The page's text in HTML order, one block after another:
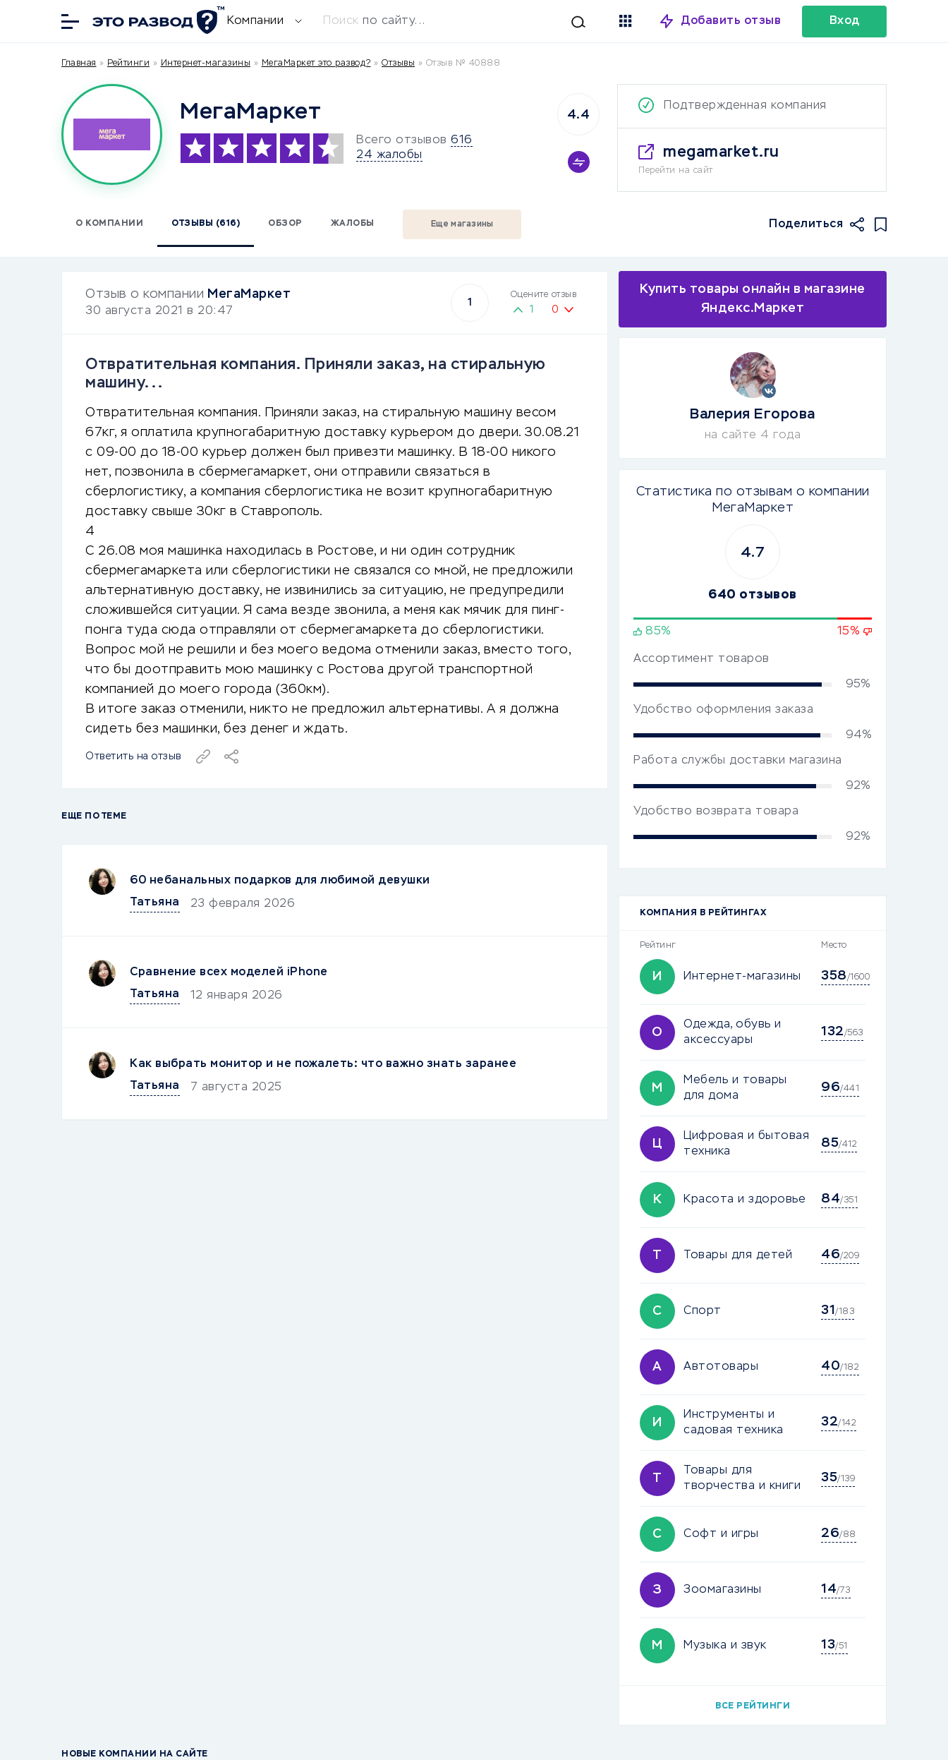
Компании Поиск по сайту... Добавить отзыв Вход
Главная » Рейтинги » Интернет-магазины » МегаМаркет это развод? » Отзывы » Отзыв № 40888
МегаМаркет
Всего отзывов 616
24 жалобы
4.4
Подтвержденная компания
megamarket.ru
Перейти на сайт
О КОМПАНИИ ОТЗЫВЫ (616) ОБЗОР ЖАЛОБЫ Еще магазины Поделиться
Отзыв о компании МегаМаркет
30 августа 2021 в 20:47
1
Оцените отзыв
1 0
Отвратительная компания. Приняли заказ, на стиральную
машину...
Отвратительная компания. Приняли заказ, на стиральную машину весом
67кг, я оплатила крупногабаритную доставку курьером до двери. 30.08.21
с 09-00 до 18-00 курьер должен был привезти машинку. В 18-00 никого
нет, позвонила в сбермегамаркет, они отправили связаться в
сберлогистику, а компания сберлогистика не возит крупногабаритную
доставку свыше 30кг в Ставрополь.
4
С 26.08 моя машинка находилась в Ростове, и ни один сотрудник
сбермегамаркета или сберлогистики не связался со мной, не предложили
альтернативную доставку, не извинились за ситуацию, не предупредили
сложившейся ситуации. Я сама везде звонила, а меня как мячик для пинг-
понга туда сюда отправляли от сбермегамаркета до сберлогистики.
Вопрос мой не решили и без моего ведома отменили заказ, вместо того,
что бы доотправить мою машинку с Ростова другой транспортной
компанией до моего города (360км).
В итоге заказ отменили, никто не предложил альтернативы. А я должна
сидеть без машинки, без денег и ждать.
Ответить на отзыв
ЕЩЕ ПО ТЕМЕ
60 небанальных подарков для любимой девушки
Татьяна
23 февраля 2026
Сравнение всех моделей iPhone
Татьяна
12 января 2026
Как выбрать монитор и не пожалеть: что важно знать заранее
Татьяна
7 августа 2025
Купить товары онлайн в магазине
Яндекс.Маркет
Валерия Егорова
на сайте 4 года
Статистика по отзывам о компании
МегаМаркет
4.7
640 отзывов
85% 15%
Ассортимент товаров
95%
Удобство оформления заказа
94%
Работа службы доставки магазина
92%
Удобство возврата товара
92%
КОМПАНИЯ В РЕЙТИНГАХ
Рейтинг Место
И Интернет-магазины 358/1600
О
Одежда, обувь и
аксессуары
132/563
М
Мебель и товары
для дома
96/441
Ц
Цифровая и бытовая
техника
85/412
К Красота и здоровье 84/351
Т Товары для детей 46/209
С Спорт 31 /183
А Автотовары 40/182
И
Инструменты и
садовая техника
32/142
Т
Товары для
творчества и книги
35/139
С Софт и игры 26/88
З Зоомагазины 14/73
М Музыка и звук 13/51
ВСЕ РЕЙТИНГИ
НОВЫЕ КОМПАНИИ НА САЙТЕ